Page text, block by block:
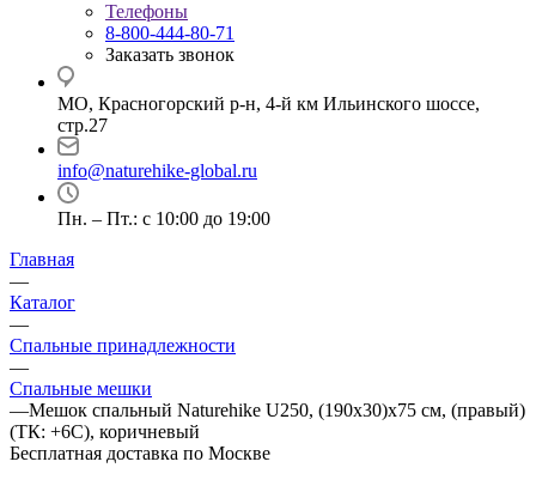
Телефоны
8-800-444-80-71
Заказать звонок
МО, Красногорский р-н, 4-й км Ильинского шоссе,
стр.27
info@naturehike-global.ru
Пн. – Пт.: с 10:00 до 19:00
Главная
—
Каталог
—
Спальные принадлежности
—
Спальные мешки
—Мешок спальный Naturehike U250, (190х30)х75 см, (правый)
(ТК: +6C), коричневый
Бесплатная доставка по Москве